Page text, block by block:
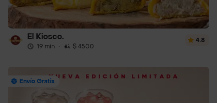
El Kiosco.
19 min · $ 4500
4.8
Envío Gratis